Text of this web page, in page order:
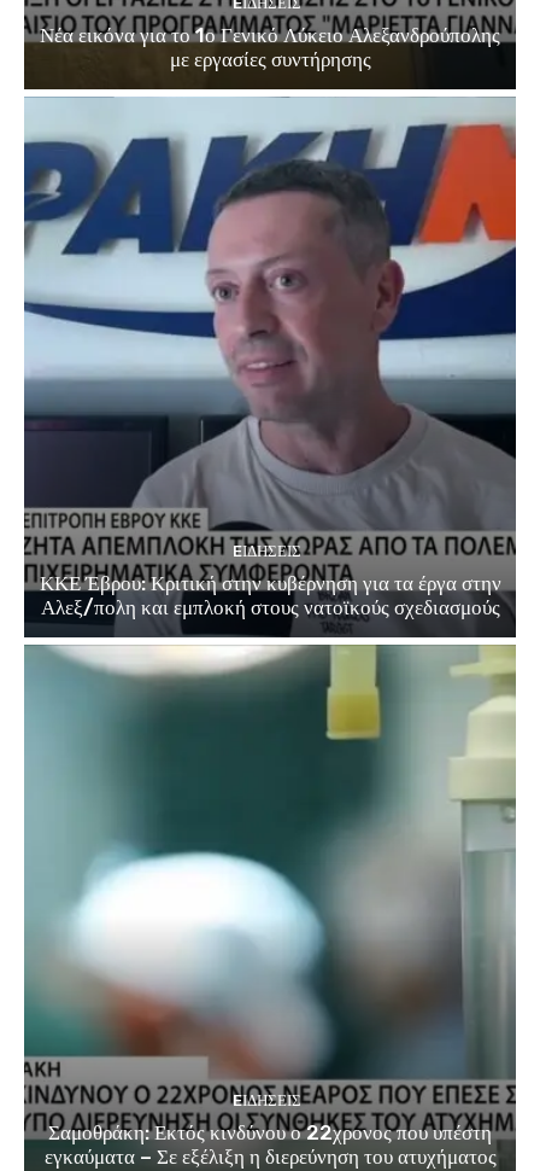
Νέα εικόνα για το 1ο Γενικό Λύκειο Αλεξανδρούπολης
με εργασίες συντήρησης
EΙΔΗΣΕΙΣ
ΚΚΕ Έβρου: Κριτική στην κυβέρνηση για τα έργα στην
Αλεξ/πολη και εμπλοκή στους νατοϊκούς σχεδιασμούς
EΙΔΗΣΕΙΣ
Σαμοθράκη: Εκτός κινδύνου ο 22χρονος που υπέστη
εγκαύματα – Σε εξέλιξη η διερεύνηση του ατυχήματος